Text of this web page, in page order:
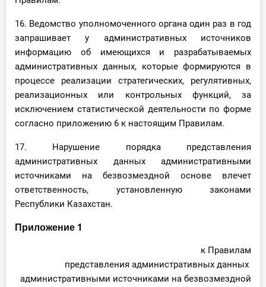
16. Ведомство уполномоченного органа один раз в год
запрашивает у административных источников
информацию об имеющихся и разрабатываемых
административных данных, которые формируются в
процессе реализации стратегических, регулятивных,
реализационных или контрольных функций, за
исключением статистической деятельности по форме
согласно приложению 6 к настоящим Правилам.
17. Нарушение порядка представления
административных данных административными
источниками на безвозмездной основе влечет
ответственность, установленную законами
Республики Казахстан.
Приложение 1
к Правилам
представления административных данных
административными источниками на безвозмездной